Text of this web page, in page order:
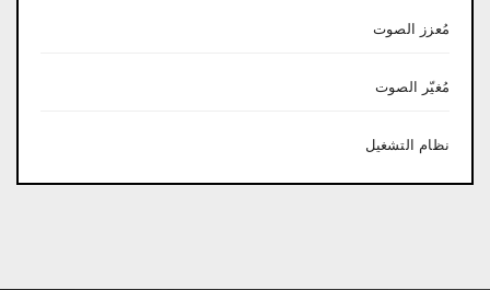
مُعزز الصوت
مُغيّر الصوت
نظام التشغيل